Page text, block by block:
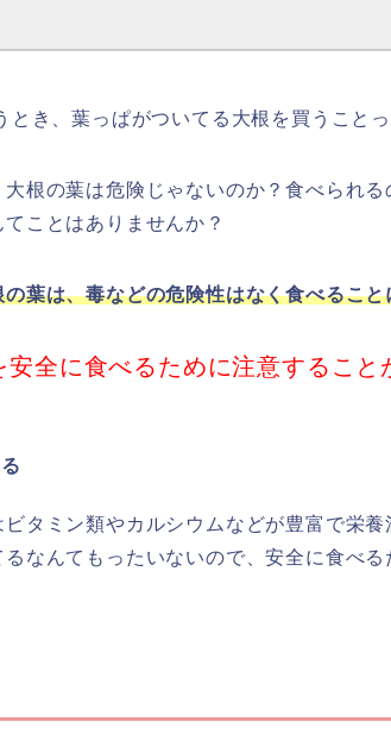
とき、葉っぱがついてる大根を買うことっ
根の葉は危険じゃないのか？食べられ
ことはありませんか？
の葉は、毒などの危険性はなく食べるこ
安全に食べるために注意すること
タミン類やカルシウムなどが豊富で栄養
なんてもったいないので、安全に食べ